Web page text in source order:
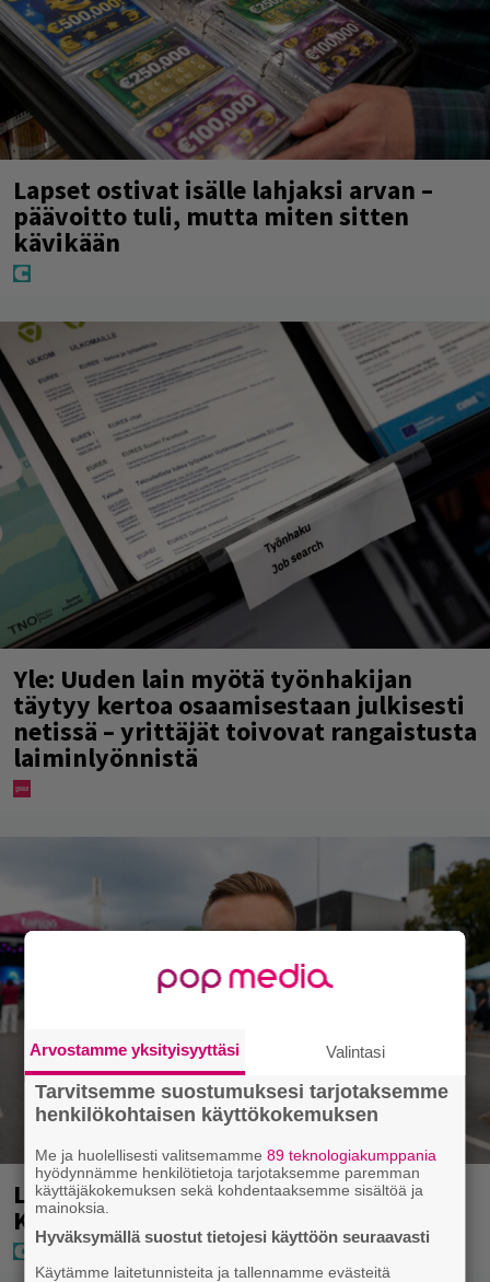
Lapset ostivat isälle lahjaksi arvan –
päävoitto tuli, mutta miten sitten
kävikään
Yle: Uuden lain myötä työnhakijan
täytyy kertoa osaamisestaan julkisesti
netissä – yrittäjät toivovat rangaistusta
laiminlyönnistä
Laulaja Aki Samuli on nyt Aki
Kirvesniemi – tässä hääkuva
Arvostamme yksityisyyttäsi Valintasi
Tarvitsemme suostumuksesi tarjotaksemme
henkilökohtaisen käyttökokemuksen
Me ja huolellisesti valitsemamme89 teknologiakumppania
hyödynnämme henkilötietoja tarjotaksemme paremman
käyttäjäkokemuksen sekä kohdentaaksemme sisältöä ja
mainoksia.
Hyväksymällä suostut tietojesi käyttöön seuraavasti
Käytämme laitetunnisteita ja tallennamme evästeitä